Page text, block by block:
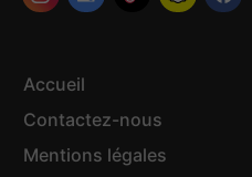
Accueil
Contactez-nous
Mentions légales